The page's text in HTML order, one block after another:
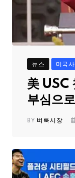
뉴스 미국
美 USC
부심으
BY 벼룩시장